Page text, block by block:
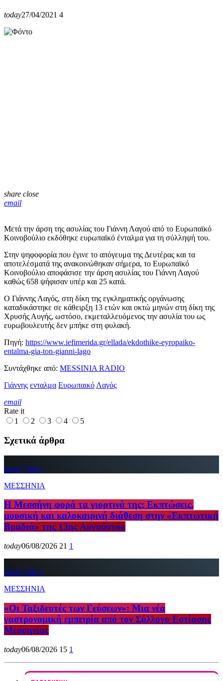
today27/04/2021 4
share close
email
Μετά την άρση της ασυλίας του Γιάννη Λαγού από το Ευρωπαϊκό
Κοινοβούλιο εκδόθηκε ευρωπαϊκό ένταλμα για τη σύλληψή του.
Στην ψηφοφορία που έγινε το απόγευμα της Δευτέρας και τα
αποτελέσματά της ανακοινώθηκαν σήμερα, το Ευρωπαϊκό
Κοινοβούλιο αποφάσισε την άρση ασυλίας του Γιάννη Λαγού
καθώς 658 ψήφισαν υπέρ και 25 κατά.
Ο Γιάννης Λαγός, στη δίκη της εγκληματικής οργάνωσης
καταδικάστηκε σε κάθειρξη 13 ετών και οκτώ μηνών στη δίκη της
Χρυσής Αυγής, ωστόσο, εκμεταλλευόμενος την ασυλία του ως
ευρωβουλευτής δεν μπήκε στη φυλακή.
Πηγή: https://www.iefimerida.gr/ellada/ekdothike-eyropaiko-
entalma-gia-ton-gianni-lago
Συντάχθηκε από: MESSINIA RADIO
Γιάννης ενταλμα Ευρωπαικό Λαγός
email
Rate it
1
2 3 4 5
Σχετικά άρθρα
insert_link 1
ΜΕΣΣΗΝΙΑ
Η Μεσσήνη φορά τα γιορτινά της: Εκπτώσεις,
μουσική και καλοκαιρινή διάθεση στην «Εκπτωτική
Βραδιά» της 13ης Αυγούστου
today06/08/2026 21 1
insert_link 1
ΜΕΣΣΗΝΙΑ
«Οι Ταξιδευτές των Γεύσεων»: Μια νέα
γαστρονομική εμπειρία από τον Σύλλογο Εστίασης
Μεσσηνίας
today06/08/2026 15 1